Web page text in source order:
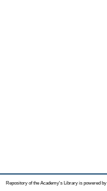
Repository of the Academy's Library is powered by